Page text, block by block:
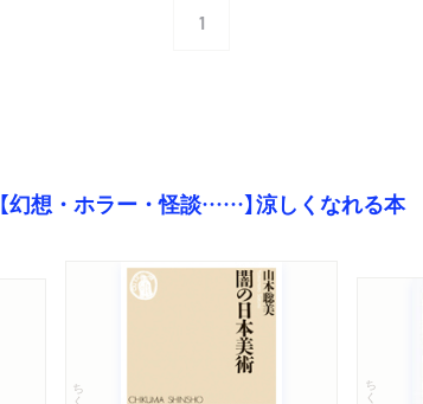
1
【幻想・ホラー・怪談……】涼しくなれる本
ちくま新書 ちくま文庫